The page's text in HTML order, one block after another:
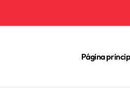
Página